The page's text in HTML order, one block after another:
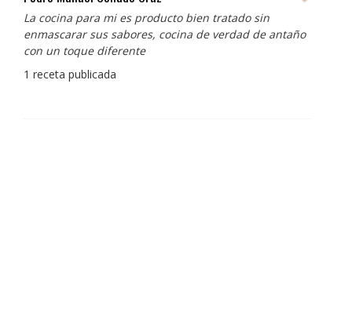
Redes sociales:
https://www.instagram.com/enigma_albertadria/
https://www.instagram.com/albertadriaprojects/
3 recetas publicadas